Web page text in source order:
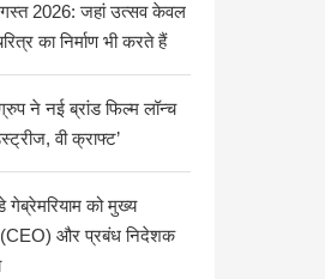
2026: जहां उत्सव केवल
का निर्माण भी करते हैं
ने नई ब्रांड फिल्म लॉन्च
वी क्राफ्ट’
गेब्रेमरियाम को मुख्य
(CEO) और प्रबंध निदेशक